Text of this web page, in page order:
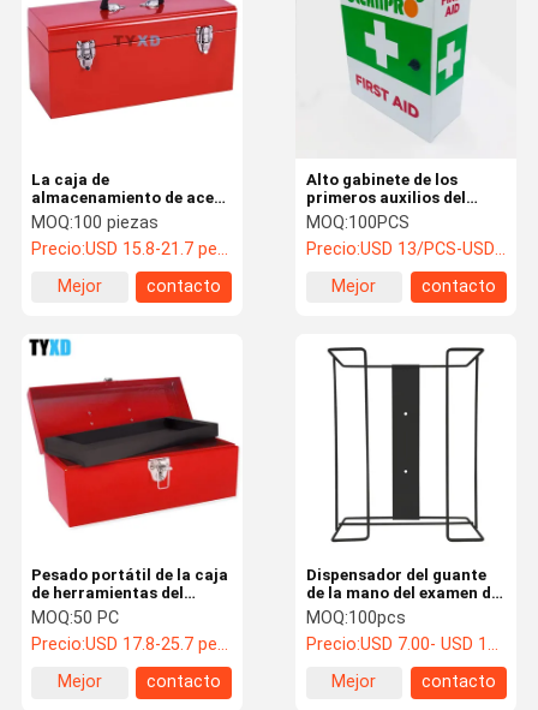
Sobre
Viaje De La
Control De
Éntrenos En
Alto gabinete de los
primeros auxilios del
metal de la durabilidad
con la manija que lleva
robusta
MOQ:100PCS
Precio:USD 13/PCS-USD 20/PCS
Mejor
contacto
La caja de
almacenamiento de acero
en frío de la herramienta
del metal con robusto
lleva la manija
MOQ:100 piezas
Precio:USD 15.8-21.7 per piece
Mejor
contacto
Dispensador del guante
de la mano del examen del
metal de Inox
MOQ:100pcs
Precio:USD 7.00- USD 12.00
Mejor
contacto
Pesado portátil de la caja
de herramientas del
metal del estilo del
granero - acero de hoja
del indicador hecho
MOQ:50 PC
Precio:USD 17.8-25.7 per piece
Mejor
contacto